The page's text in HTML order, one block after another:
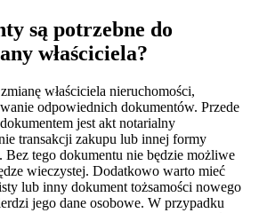
są potrzebne do
właściciela?
właściciela nieruchomości,
odpowiednich dokumentów. Przede
jest akt notarialny
transakcji zakupu lub innej formy
Bez tego dokumentu nie będzie możliwe
wieczystej. Dodatkowo warto mieć
lub inny dokument tożsamości nowego
jego dane osobowe. W przypadku